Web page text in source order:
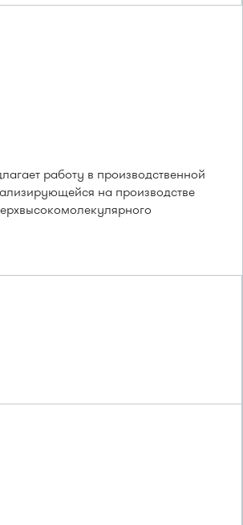
работу в производственной
на производстве